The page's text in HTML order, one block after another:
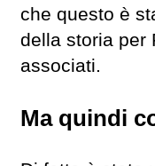
che questo è
della storia per
associati.
Ma quindi